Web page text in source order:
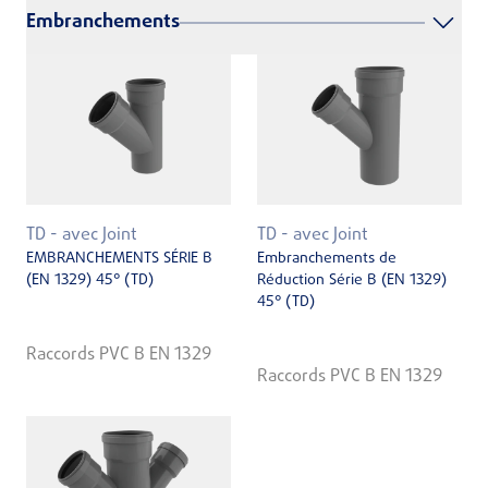
Embranchements
TD - avec Joint
EMBRANCHEMENTS SÉRIE B
(EN 1329) 45° (TD)
Raccords PVC B EN 1329
TD - avec Joint
Embranchements de
Réduction Série B (EN 1329)
45° (TD)
Raccords PVC B EN 1329